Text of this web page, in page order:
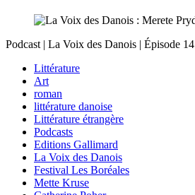
Podcast | La Voix des Danois | Épisode 14
Littérature
Art
roman
littérature danoise
Littérature étrangère
Podcasts
Editions Gallimard
La Voix des Danois
Festival Les Boréales
Mette Kruse